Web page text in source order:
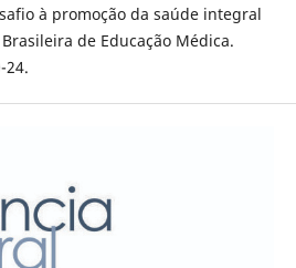
à promoção da saúde integral
de Educação Médica.
24.